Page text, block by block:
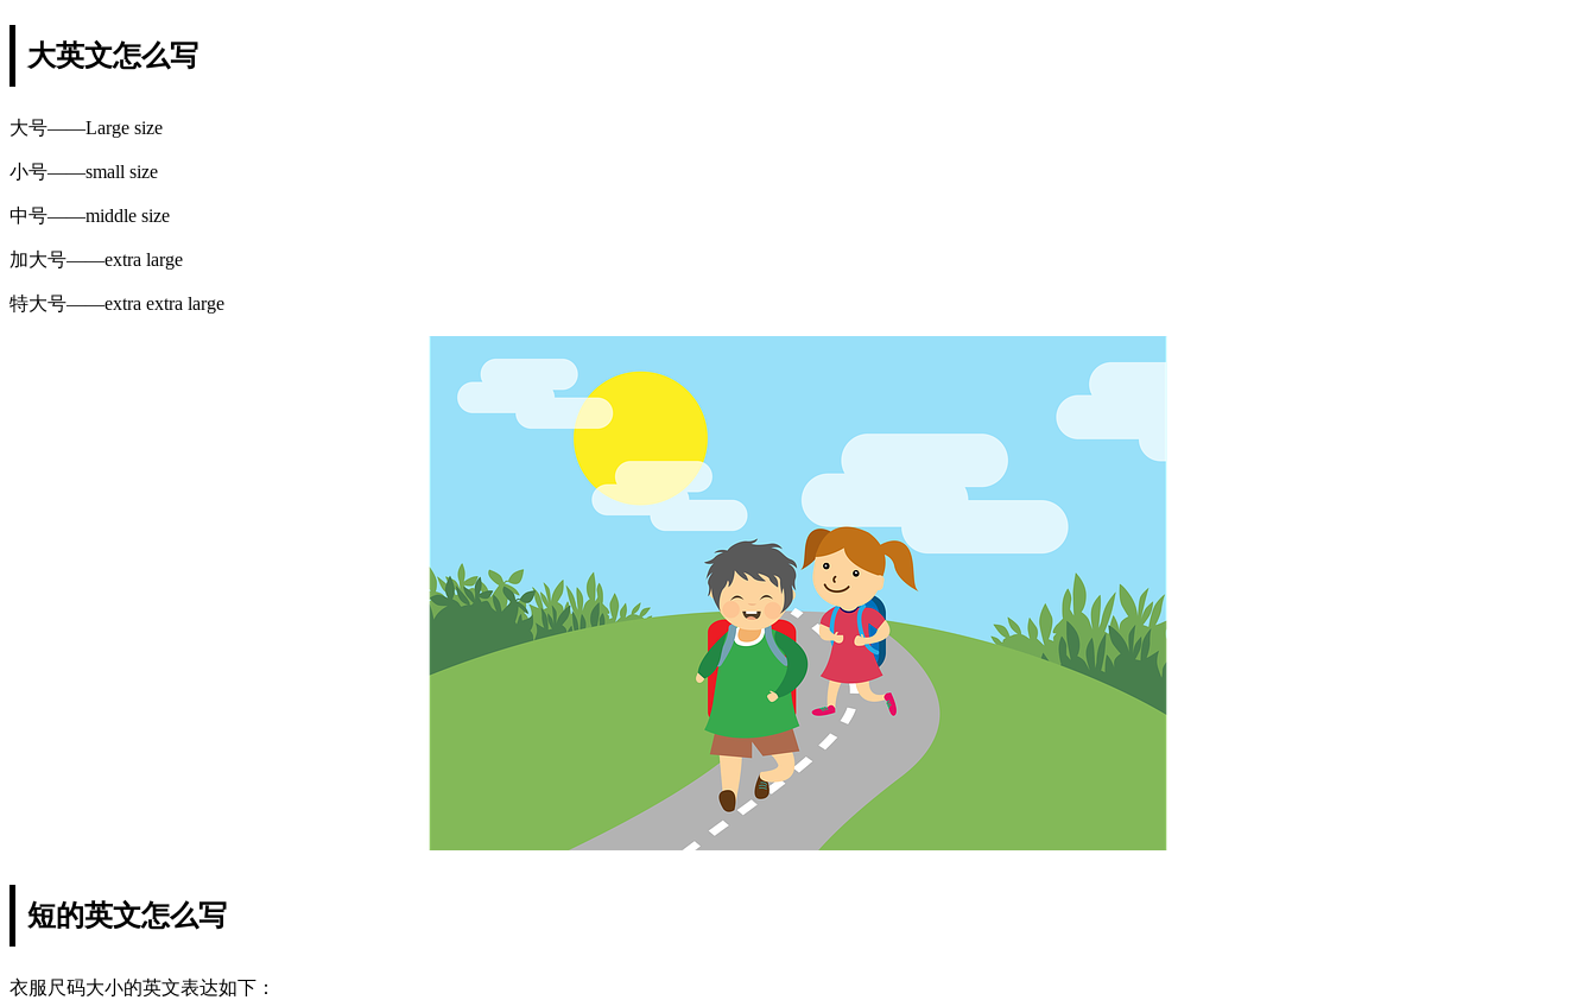
大英文怎么写
大号——Large size
小号——small size
中号——middle size
加大号——extra large
特大号——extra extra large
短的英文怎么写
衣服尺码大小的英文表达如下：